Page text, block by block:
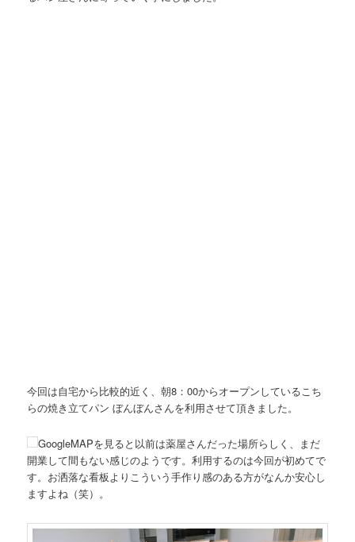
今回は自宅から比較的近く、朝8：00からオープンしているこち
らの焼き立てパン ぼんぼんさんを利用させて頂きました。
GoogleMAPを見ると以前は薬屋さんだった場所らしく、まだ
開業して間もない感じのようです。利用するのは今回が初めてで
す。お洒落な看板よりこういう手作り感のある方がなんか安心し
ますよね（笑）。